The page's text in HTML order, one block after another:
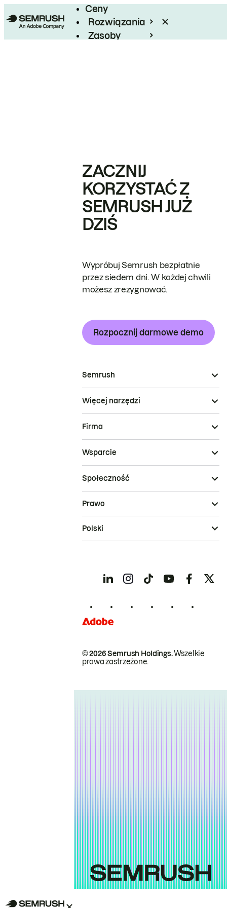
Ceny
Rozwiązania
Zasoby
ZACZNIJ
KORZYSTAĆ Z
SEMRUSH JUŻ
DZIŚ
Wypróbuj Semrush bezpłatnie
przez siedem dni. W każdej chwili
możesz zrezygnować.
Rozpocznij darmowe demo
Semrush
Więcej narzędzi
Firma
Wsparcie
Społeczność
© 2026 Semrush Holdings.Wszelkie
prawa zastrzeżone.
Prawo
Polski